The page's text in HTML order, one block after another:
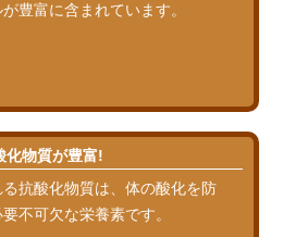
豊富に含まれています。
化物質が豊富!
抗酸化物質は、体の酸化を防
不可欠な栄養素です。